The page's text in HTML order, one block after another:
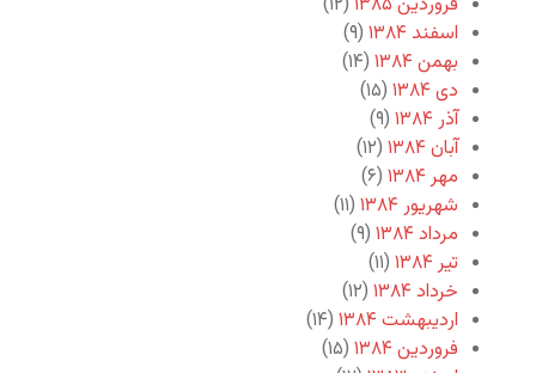
اسفند ۱۳۸۴
(۹)
بهمن ۱۳۸۴
(۱۴)
دی ۱۳۸۴
(۱۵)
آذر ۱۳۸۴
(۹)
آبان ۱۳۸۴
(۱۲)
مهر ۱۳۸۴
(۶)
شهریور ۱۳۸۴
(۱۱)
مرداد ۱۳۸۴
(۹)
تیر ۱۳۸۴
(۱۱)
خرداد ۱۳۸۴
(۱۲)
اردیبهشت ۱۳۸۴
(۱۴)
فروردین ۱۳۸۴
(۱۵)